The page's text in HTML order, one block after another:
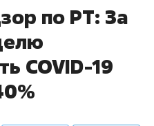
по РТ: За
COVID-19